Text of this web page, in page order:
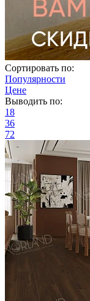
Сортировать по:
Популярности
Цене
Выводить по:
18
36
72